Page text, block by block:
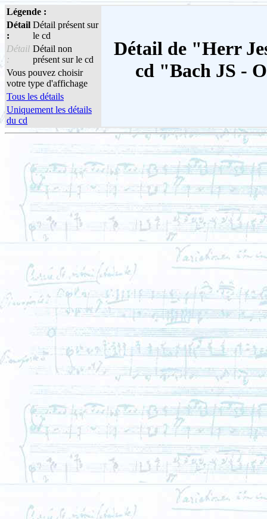
Légende :
Détail de "Herr
cd "Bach JS -
Détail
:
Détail présent sur
le cd
Détail
:
Détail non
présent sur le cd
Vous pouvez choisir
votre type d'affichage
Tous les détails
Uniquement les détails
du cd